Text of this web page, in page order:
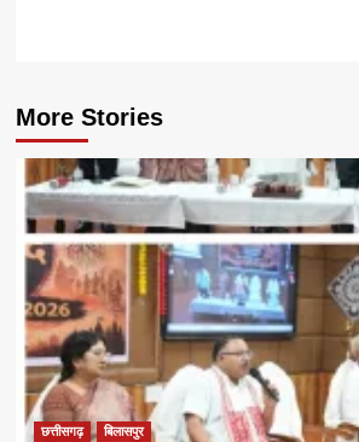
More Stories
छत्तीसगढ़ बिलासपुर